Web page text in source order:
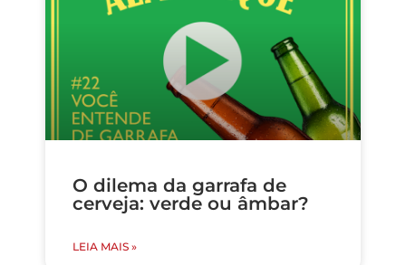
O dilema da garrafa de
cerveja: verde ou âmbar?
LEIA MAIS »